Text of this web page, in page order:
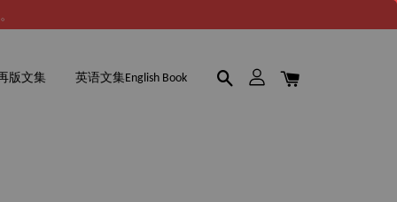
版文集 英语文集English Book